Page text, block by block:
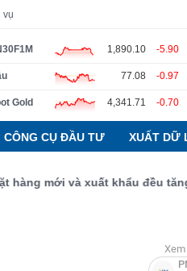
vụ
1,890.10 -5.90
77.08 -0.97
Gold 4,341.71 -0.70
CÔNG CỤ ĐẦU TƯ XUẤT DỮ
mới và xuất khẩu đều tăng đạt
Thuật ngữ